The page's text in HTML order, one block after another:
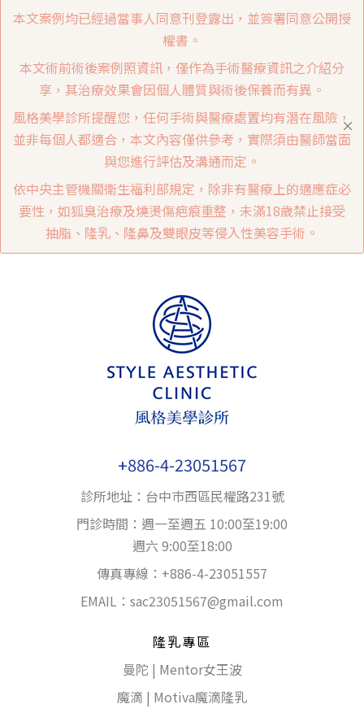
本文案例均已經過當事人同意刊登露出，並簽署同意公開授
權書。
本文術前術後案例照資訊，僅作為手術醫療資訊之介紹分
享，其治療效果會因個人體質與術後保養而有異。
風格美學診所提醒您，任何手術與醫療處置均有潛在風險，
並非每個人都適合，本文內容僅供參考，實際須由醫師當面
與您進行評估及溝通而定。
依中央主管機關衛生福利部規定，除非有醫療上的適應症必
要性，如狐臭治療及燒燙傷疤痕重整，未滿18歲禁止接受
抽脂、隆乳、隆鼻及雙眼皮等侵入性美容手術。
+886-4-23051567
診所地址：台中巿西區民權路231號
門診時間：週一至週五 10:00至19:00
週六 9:00至18:00
傳真專線：+886-4-23051557
EMAIL： sac23051567@gmail.com
隆乳專區
曼陀 | Mentor女王波
魔滴 | Motiva魔滴隆乳